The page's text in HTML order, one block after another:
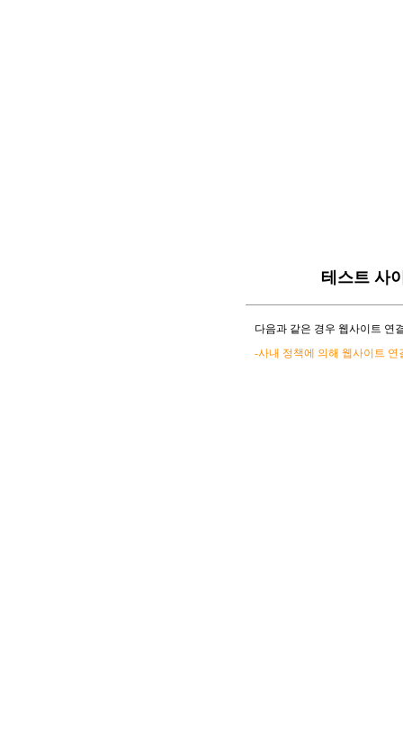
테스트 사
다음과 같은 경우 웹사이트 연
-사내 정책에 의해 웹사이트